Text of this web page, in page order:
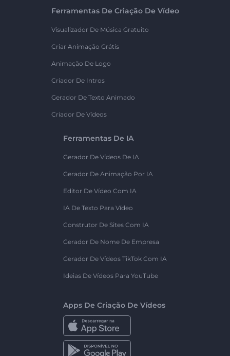
Ferramentas De Criação De Vídeo
Visualizador De Música Gratuito
Criar Animação Grátis
Animação De Logo
Criador De Intros
Gerador De Texto Animado
Criador De Vídeos
Ferramentas De IA
Gerador De Vídeos De IA
Gerador De Animação Por IA
Editor De Vídeo Com IA
IA De Texto Para Vídeo
Construtor De Sites Com IA
Gerador De Nome De Empresa
Gerador De Vídeos TikTok Com IA
Ideias De Vídeos Para YouTube
Apps De Criação De Vídeos